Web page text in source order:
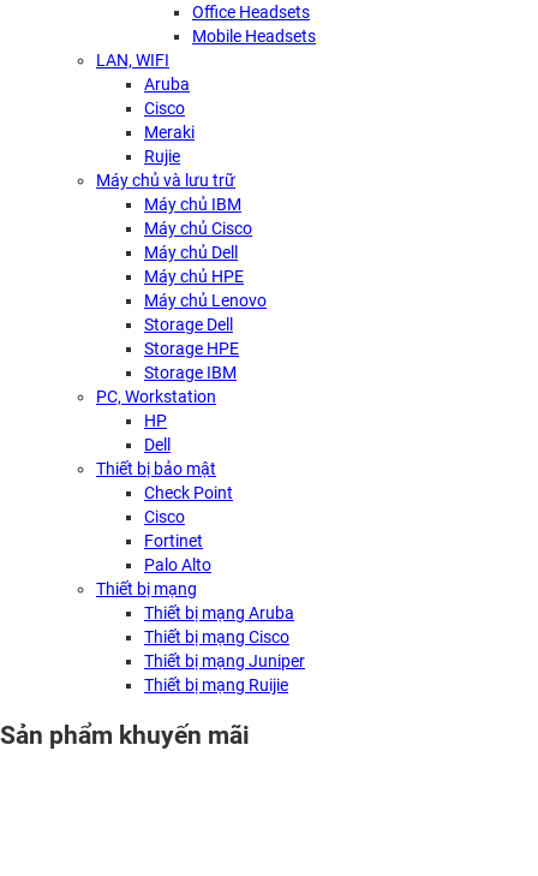
Office Headsets
Mobile Headsets
LAN, WIFI
Aruba
Cisco
Meraki
Rujie
Máy chủ và lưu trữ
Máy chủ IBM
Máy chủ Cisco
Máy chủ Dell
Máy chủ HPE
Máy chủ Lenovo
Storage Dell
Storage HPE
Storage IBM
PC, Workstation
HP
Dell
Thiết bị bảo mật
Check Point
Cisco
Fortinet
Palo Alto
Thiết bị mạng
Thiết bị mạng Aruba
Thiết bị mạng Cisco
Thiết bị mạng Juniper
Thiết bị mạng Ruijie
Sản phẩm khuyến mãi